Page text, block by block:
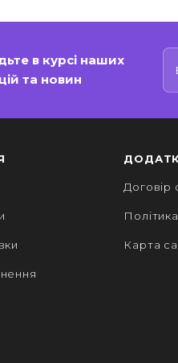
в курсі наших
та новин
Договір
Карта